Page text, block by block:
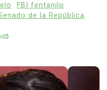
FBI fentanilo
de la República